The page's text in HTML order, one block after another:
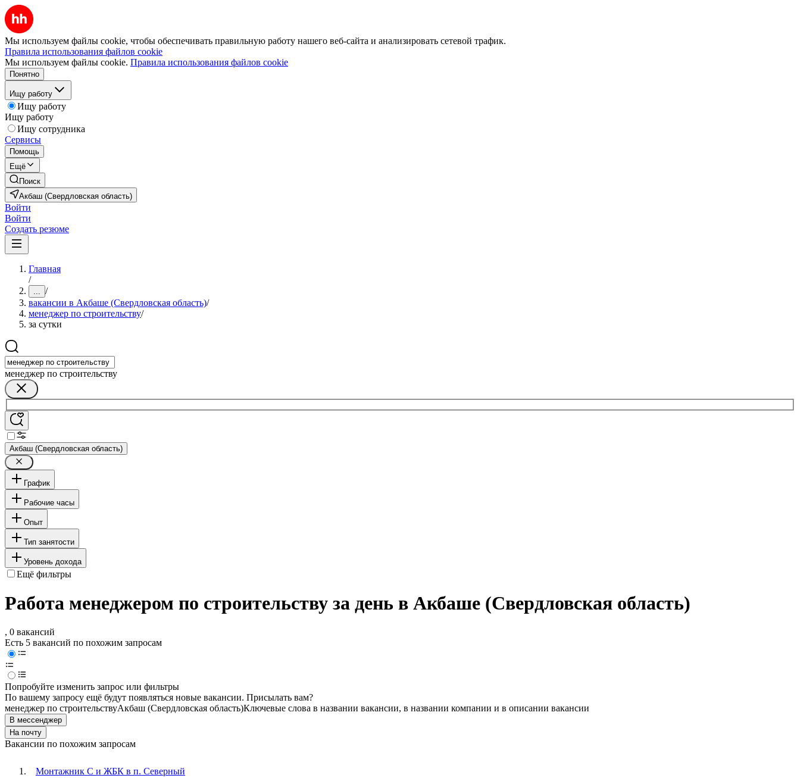
Мы используем файлы cookie, чтобы обеспечивать правильную работу нашего веб-сайта и анализировать сетевой трафик.
Правила использования файлов cookie
Мы используем файлы cookie. Правила использования файлов cookie
Понятно
Ищу работу
Ищу работу
Ищу работу
Ищу сотрудника
Сервисы
Помощь
Ещё
Поиск
Акбаш (Свердловская область)
Войти
Войти
Создать резюме
Главная
/
... /
вакансии в Акбаше (Свердловская область)/
менеджер по строительству/
за сутки
менеджер по строительству
Акбаш (Свердловская область)
График
Рабочие часы
Опыт
Тип занятости
Уровень дохода
Ещё фильтры
Работа менеджером по строительству за день в Акбаше (Свердловская область)
, 0 вакансий
Есть 5 вакансий по похожим запросам
Попробуйте изменить запрос или фильтры
По вашему запросу ещё будут появляться новые вакансии. Присылать вам?
менеджер по строительствуАкбаш (Свердловская область)Ключевые слова в названии вакансии, в названии компании и в описании вакансии
В мессенджер
На почту
Вакансии по похожим запросам
Монтажник С и ЖБК в п. Северный